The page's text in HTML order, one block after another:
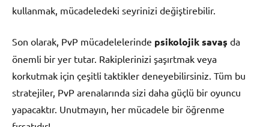
kullanmak, mücadeledeki seyrinizi değiştirebilir.
Son olarak, PvP mücadelelerinde psikolojik savaş da
önemli bir yer tutar. Rakiplerinizi şaşırtmak veya
korkutmak için çeşitli taktikler deneyebilirsiniz. Tüm bu
stratejiler, PvP arenalarında sizi daha güçlü bir oyuncu
yapacaktır. Unutmayın, her mücadele bir öğrenme